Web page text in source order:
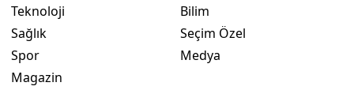
Teknoloji
Sağlık
Spor
Magazin
Bilim
Seçim Özel
Medya